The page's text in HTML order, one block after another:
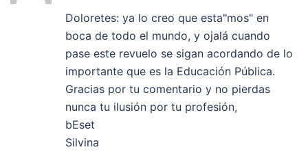
Doloretes: ya lo creo que esta"mos" en
boca de todo el mundo, y ojalá cuando
pase este revuelo se sigan acordando de lo
importante que es la Educación Pública.
Gracias por tu comentario y no pierdas
nunca tu ilusión por tu profesión,
bEset
Silvina